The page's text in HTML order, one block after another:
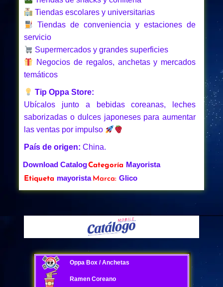
Tiendas escolares y universitarias
Tiendas de conveniencia y estaciones de
servicio
Supermercados y grandes superficies
Negocios de regalos, anchetas y mercados
temáticos
Tip Oppa Store:
Ubícalos junto a bebidas coreanas, leches
saborizadas o dulces japoneses para aumentar
las ventas por impulso
País de origen: China.
Download CatalogCategoría Mayorista
Etiqueta mayorista Marca: Glico
Oppa Box / Anchetas
Ramen Coreano